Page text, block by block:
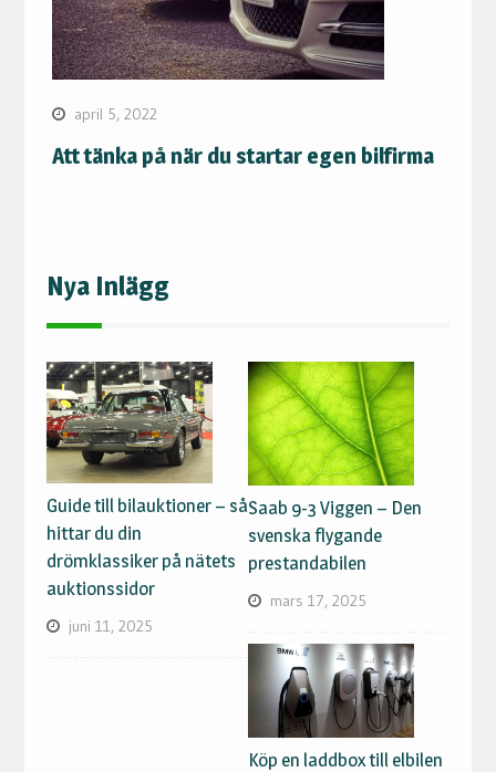
april 5, 2022
Att tänka på när du startar egen bilfirma
Nya Inlägg
Guide till bilauktioner – så
hittar du din
drömklassiker på nätets
auktionssidor
juni 11, 2025
Saab 9-3 Viggen – Den
svenska flygande
prestandabilen
mars 17, 2025
Köp en laddbox till elbilen